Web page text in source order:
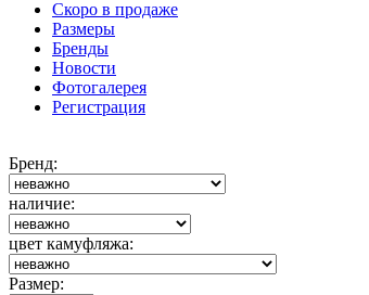
Скоро в продаже
Размеры
Бренды
Новости
Фотогалерея
Регистрация
Бренд:
наличие:
цвет камуфляжа:
Размер: